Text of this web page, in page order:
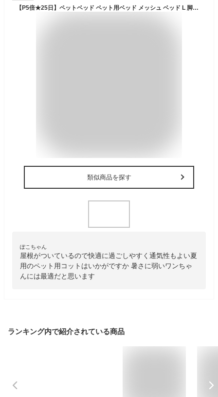
【P5倍★25日】ペットベッド ペット用ベッド メッシュ ベッド L 脚付き コット テント付き 夏 夏用 屋内 屋外 小型犬 犬 猫 アウトドア キャンプ 涼しい 日除け 熱中症対策 通気性 猫用 いぬ マット ペット用品 ギフト ペット用コット
類似商品を探す
ぽこちゃん
屋根がついているので快適に過ごしやすく通気性もよい夏
用のペット用コットはいかがですか 暑さに弱いワンちゃ
んには最適だと思います
ランキング内で紹介されている商品